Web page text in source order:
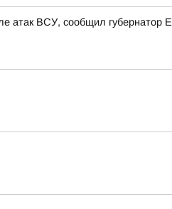
атак ВСУ, сообщил губернатор